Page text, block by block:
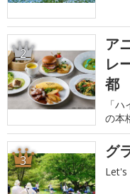
2
ア
レ
都
「
の本
3 グ
Let's